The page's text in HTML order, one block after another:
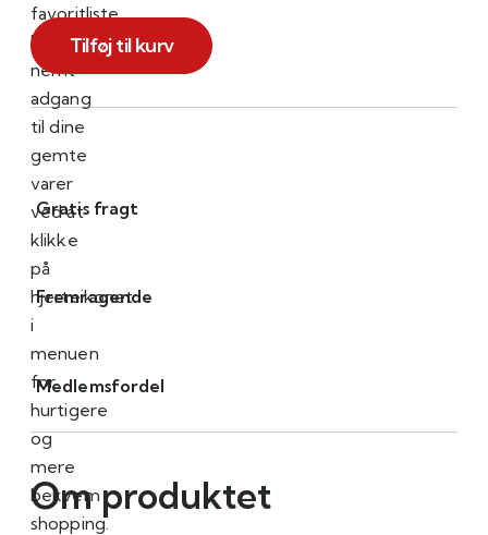
favoritliste.
Få
nemt
adgang
til dine
gemte
varer
ved at
klikke
på
hjerteikonet
i
menuen
for
hurtigere
og
mere
bekvem
shopping.
Ørehænger,
Aqua
antal
Tilføj til kurv
Gratis fragt
Fremragende
Medlemsfordel
Om produktet